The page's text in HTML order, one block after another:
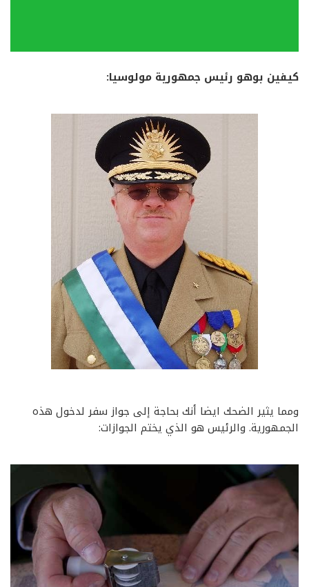
كيفين بوهو رئيس جمهورية مولوسيا:
ومما يثير الضحك ايضا أنك بحاجة إلى جواز سفر لدخول هذه
الجمهورية. والرئيس هو الذي يختم الجوازات: